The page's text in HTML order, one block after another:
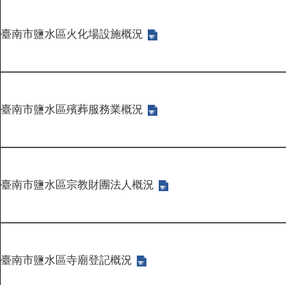
臺南市鹽水區火化場設施概況
臺南市鹽水區殯葬服務業概況
臺南市鹽水區宗教財團法人概況
臺南市鹽水區寺廟登記概況